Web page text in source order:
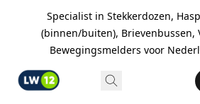
Specialist in Stekkerdozen,
(binnen/buiten), Brievenbussen,
Bewegingsmelders voor